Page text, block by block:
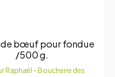
bœuf pour fondue
/500 g.
Raphaël - Boucherie des